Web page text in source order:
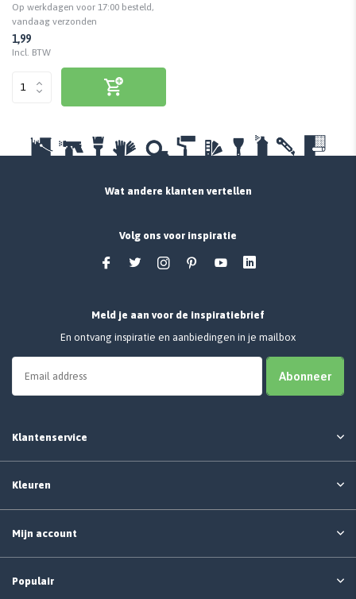
Op werkdagen voor 17:00 besteld,
vandaag verzonden
1,99
Incl. BTW
Wat andere klanten vertellen
Volg ons voor inspiratie
Meld je aan voor de inspiratiebrief
En ontvang inspiratie en aanbiedingen in je mailbox
Abonneer
Klantenservice
Kleuren
Mijn account
Populair